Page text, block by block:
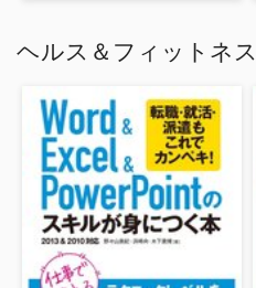
ヘルス＆フィットネス